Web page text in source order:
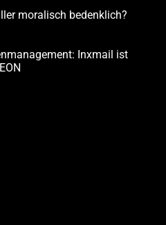
moralisch bedenklich?
Inxmail ist